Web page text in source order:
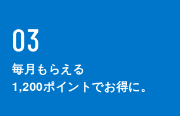
03
毎月もらえる
1,200ポイントでお得に。